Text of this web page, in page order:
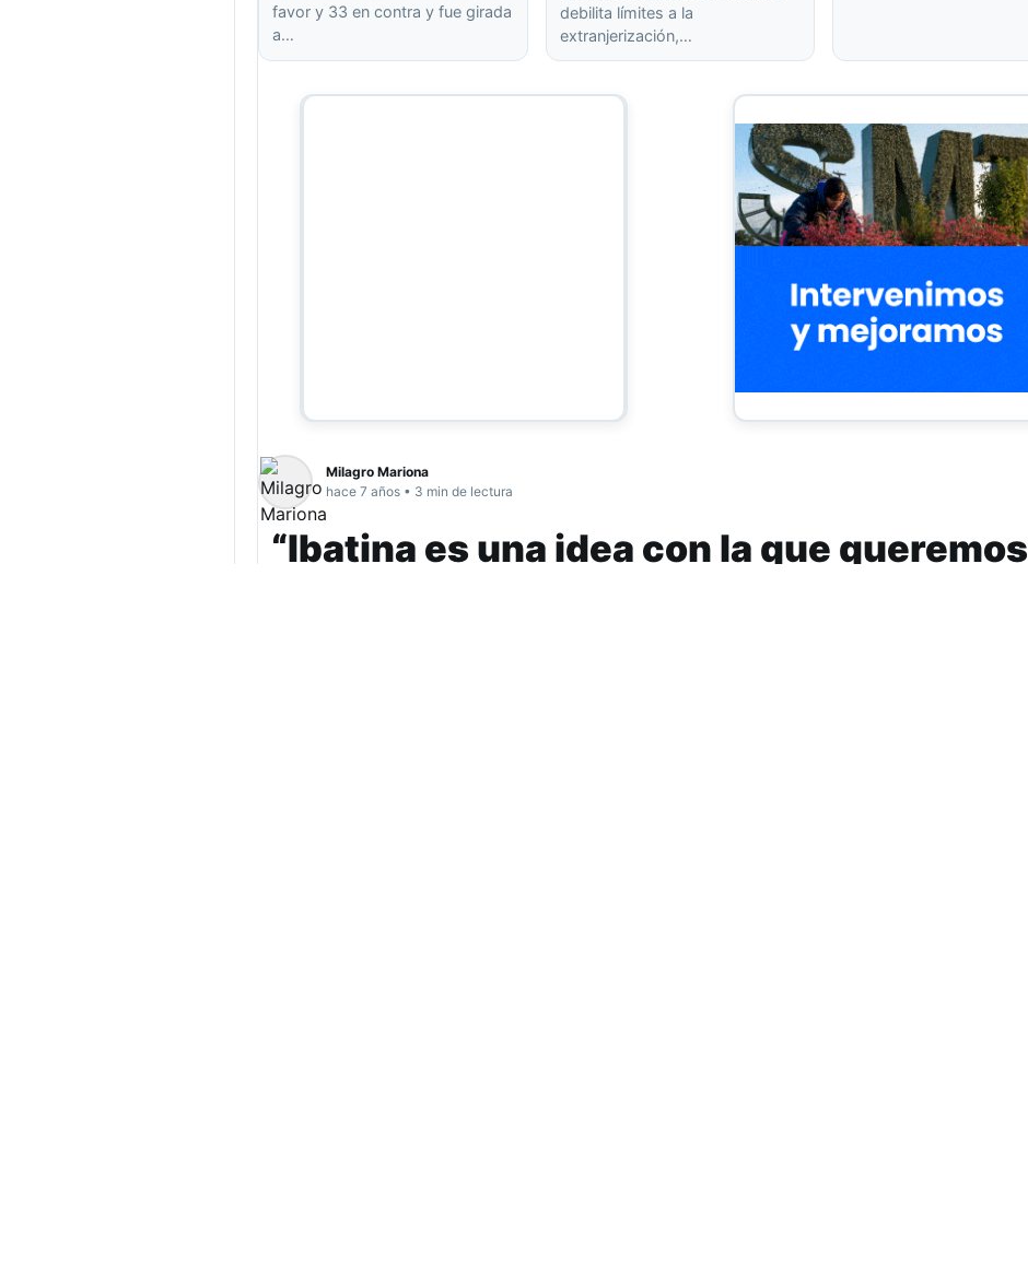
favor y 33 en contra y fue girada
a…
debilita límites a la
extranjerización,…
Milagro Mariona
hace 7 años • 3 min de lectura
“Ibatina es una idea con la que queremos